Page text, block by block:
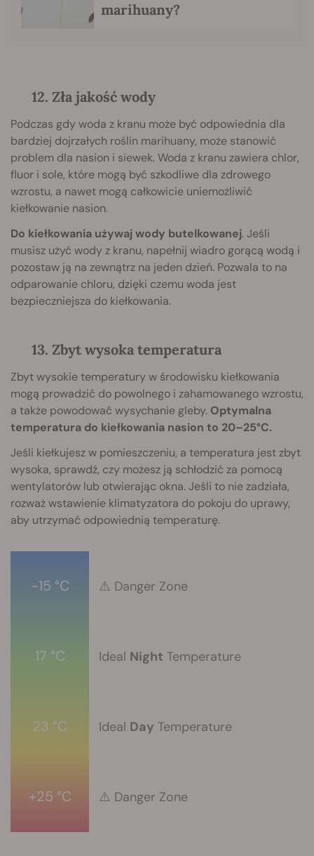
marihuany?
12. Zła jakość wody
Podczas gdy woda z kranu może być odpowiednia dla
bardziej dojrzałych roślin marihuany, może stanowić
problem dla nasion i siewek. Woda z kranu zawiera chlor,
fluor i sole, które mogą być szkodliwe dla zdrowego
wzrostu, a nawet mogą całkowicie uniemożliwić
kiełkowanie nasion.
Do kiełkowania używaj wody butelkowanej. Jeśli
musisz użyć wody z kranu, napełnij wiadro gorącą wodą i
pozostaw ją na zewnątrz na jeden dzień. Pozwala to na
odparowanie chloru, dzięki czemu woda jest
bezpieczniejsza do kiełkowania.
13. Zbyt wysoka temperatura
Zbyt wysokie temperatury w środowisku kiełkowania
mogą prowadzić do powolnego i zahamowanego wzrostu,
a także powodować wysychanie gleby. Optymalna
temperatura do kiełkowania nasion to 20–25°C.
Jeśli kiełkujesz w pomieszczeniu, a temperatura jest zbyt
wysoka, sprawdź, czy możesz ją schłodzić za pomocą
wentylatorów lub otwierając okna. Jeśli to nie zadziała,
rozważ wstawienie klimatyzatora do pokoju do uprawy,
aby utrzymać odpowiednią temperaturę.
-15 °C ⚠️ Danger Zone
17 °C Ideal Night Temperature
23 °C Ideal Day Temperature
+25 °C ⚠️ Danger Zone